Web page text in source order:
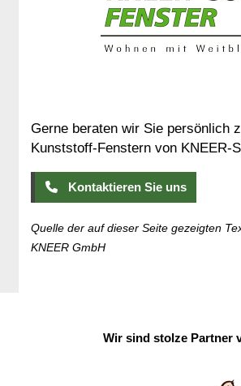
Gerne beraten wir Sie persönlich
Kunststoff-Fenstern von KNEER-
Kontaktieren Sie uns
Quelle der auf dieser Seite gezeigten
KNEER GmbH
Wir sind stolze Partner